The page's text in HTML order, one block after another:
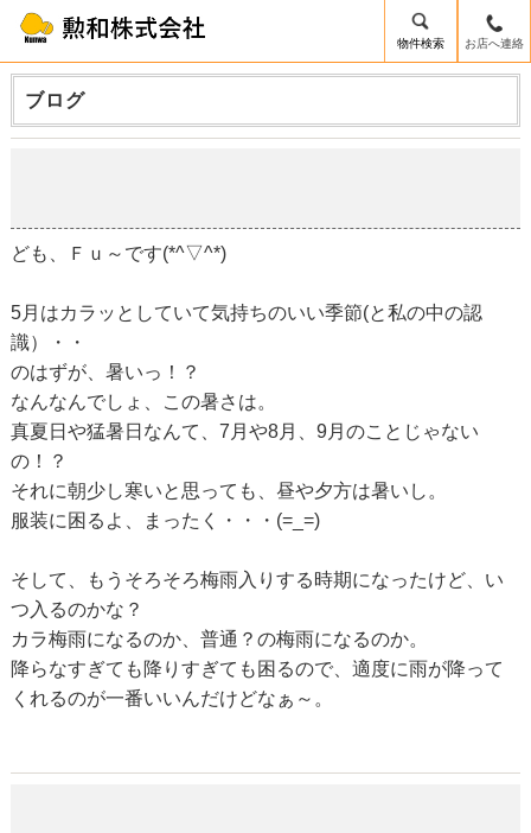
物件検索 お店へ連絡
ブログ
ども、Ｆｕ～です(*^▽^*)
5月はカラッとしていて気持ちのいい季節(と私の中の認
識）・・
のはずが、暑いっ！？
なんなんでしょ、この暑さは。
真夏日や猛暑日なんて、7月や8月、9月のことじゃない
の！？
それに朝少し寒いと思っても、昼や夕方は暑いし。
服装に困るよ、まったく・・・(=_=)
そして、もうそろそろ梅雨入りする時期になったけど、い
つ入るのかな？
カラ梅雨になるのか、普通？の梅雨になるのか。
降らなすぎても降りすぎても困るので、適度に雨が降って
くれるのが一番いいんだけどなぁ～。